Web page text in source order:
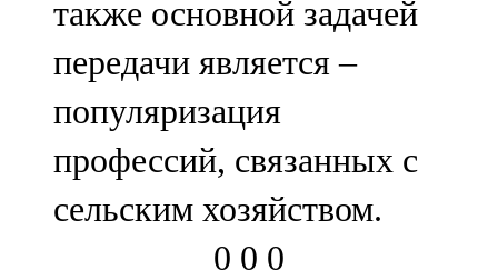
Чүпрәле
91,0 FM
Шәмәрдән
102,3 FM
Яңа чишмә
также основной задачей
передачи является –
популяризация
профессий, связанных с
сельским хозяйством.
0 0 0